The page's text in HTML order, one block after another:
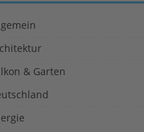
& Garten